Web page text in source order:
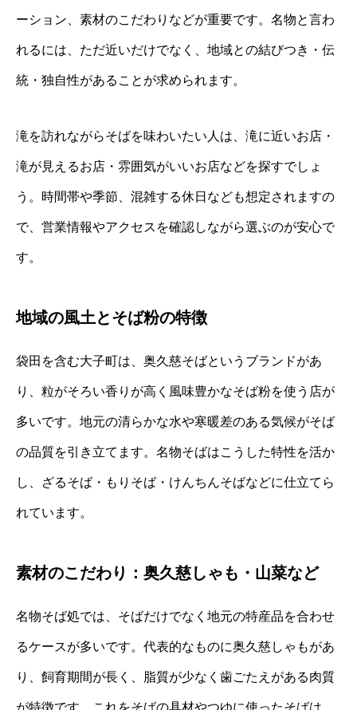
ーション、素材のこだわりなどが重要です。名物と言わ
れるには、ただ近いだけでなく、地域との結びつき・伝
統・独自性があることが求められます。
滝を訪れながらそばを味わいたい人は、滝に近いお店・
滝が見えるお店・雰囲気がいいお店などを探すでしょ
う。時間帯や季節、混雑する休日なども想定されますの
で、営業情報やアクセスを確認しながら選ぶのが安心で
す。
地域の風土とそば粉の特徴
袋田を含む大子町は、奥久慈そばというブランドがあ
り、粒がそろい香りが高く風味豊かなそば粉を使う店が
多いです。地元の清らかな水や寒暖差のある気候がそば
の品質を引き立てます。名物そばはこうした特性を活か
し、ざるそば・もりそば・けんちんそばなどに仕立てら
れています。
素材のこだわり：奥久慈しゃも・山菜など
名物そば処では、そばだけでなく地元の特産品を合わせ
るケースが多いです。代表的なものに奥久慈しゃもがあ
り、飼育期間が長く、脂質が少なく歯ごたえがある肉質
が特徴です。これをそばの具材やつゆに使ったそばは、